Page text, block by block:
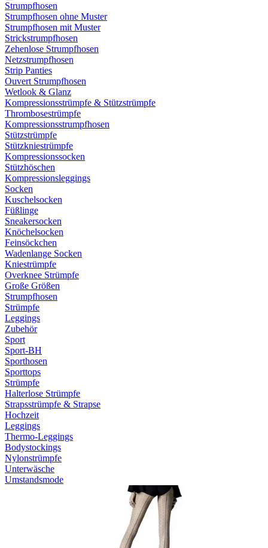
Strumpfhosen
Strumpfhosen ohne Muster
Strumpfhosen mit Muster
Strickstrumpfhosen
Zehenlose Strumpfhosen
Netzstrumpfhosen
Strip Panties
Ouvert Strumpfhosen
Wetlook & Glanz
Kompressionsstrümpfe & Stützstrümpfe
Thrombosestrümpfe
Kompressionsstrumpfhosen
Stützstrümpfe
Stützkniestrümpfe
Kompressionssocken
Stützhöschen
Kompressionsleggings
Socken
Kuschelsocken
Füßlinge
Sneakersocken
Knöchelsocken
Feinsöckchen
Wadenlange Socken
Kniestrümpfe
Overknee Strümpfe
Große Größen
Strumpfhosen
Strümpfe
Leggings
Zubehör
Sport
Sport-BH
Sporthosen
Sporttops
Strümpfe
Halterlose Strümpfe
Strapsstrümpfe & Strapse
Hochzeit
Leggings
Thermo-Leggings
Bodystockings
Nylonstrümpfe
Unterwäsche
Umstandsmode